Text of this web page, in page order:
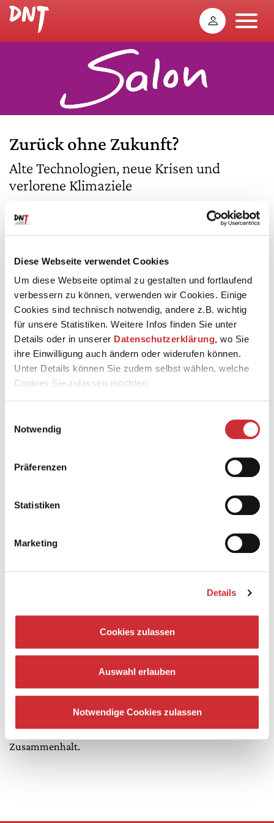
Diese Webseite verwendet Cookies
Um diese Webseite optimal zu gestalten und fortlaufend
verbessern zu können, verwenden wir Cookies. Einige
Cookies sind technisch notwendig, andere z.B. wichtig
für unsere Statistiken. Weitere Infos finden Sie unter
Details oder in unserer Datenschutzerklärung, wo Sie
ihre Einwilligung auch ändern oder widerufen können.
Unter Details können Sie zudem selbst wählen, welche
Cookies Sie zulassen möchten.
Notwendig
Präferenzen
Statistiken
Marketing
Details
Cookies zulassen
Auswahl erlauben
Notwendige Cookies zulassen
Zurück ohne Zukunft?
Alte Technologien, neue Krisen und
verlorene Klimaziele
Deutschland will bis 2045 klimaneutral sein. Für die
Erreichung des Ziels gelten die Energiewende und der
und ökologisch soll unsere Energieversorgung werden.
Umso mehr irritieren die aktuellen Entwicklungen: Die
Abschaffung des sogenannten Heizungsgesetzes, der Bau
neuer Gaskraftwerke, kein Vorrang mehr beim
Netzanschluss und Stromeinspeisung für erneuerbare
Energien und neue fossile Abhängigkeiten von
Autokratien. Was geschieht gerade?
Wie sind die aktuellen energiepolitischen
Entwicklungen einzuordnen und wo liegen die
gesellschaftlichen Zusammenhalt und die Zukunft
unserer Demokratie?
Susanne Götze
: Buchautorin & Journalistin, Aktuelles
Jena
: BürgerEnergie Thüringen e.V.
Moderation:
, FGZ Standort Jena
Rund um Ihren Besuch
Die Veranstaltungsreihe ist eine Kooperation des
Deutschen Nationaltheaters Weimar und des Jenaer
Standorts des Forschungsinstituts Gesellschaftlicher
Zusammenhalt.